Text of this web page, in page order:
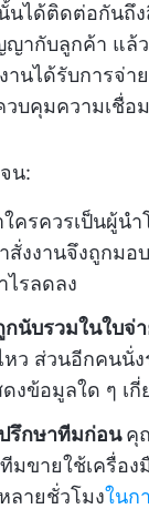
นได้ติดต่อกัน
ากับลูกค้า แล้
นได้รับการจ่า
วบคุมความเชื่อ
น:
ครควรเป็นผู้น
งงานจึงถูกมอ
รลดลง
กนับรวมในใบจ่
ว ส่วนอีกคนนั่
ข้อมูลใด ๆ เกี่
รึกษาทีมก่อนคุ
มขายใช้เครื่อ
ลายชั่วโมงในก